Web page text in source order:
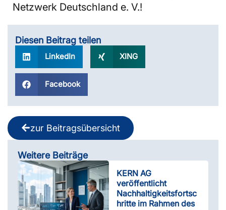
Netzwerk Deutschland e. V.!
Diesen Beitrag teilen
LinkedIn XING
Facebook
zur Beitragsübersicht
Weitere Beiträge
KERN AG
veröffentlicht
Nachhaltigkeitsfortsc
hritte im Rahmen des